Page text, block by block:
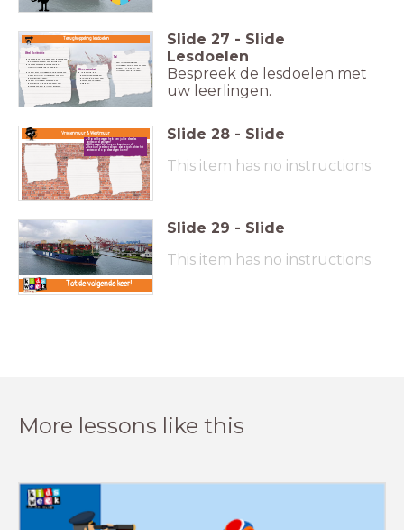
Wereldoriëntatie
Ik weet dat de haven van Rotterdam
de grootste haven van Europa is.
Ik weet waarom Rotterdam de
natuurlijke plek is voor de
belangrijkste haven van Europa.
Ik kan kort uitleggen hoe Rotterdam
heeft kunnen uitgroeien tot zo'n
belangrijke haven.
Ik kan uitleggen waarom het
belangrijk is dat de haven van
Rotterdam kan blijven groeien.
Terugkoppeling lesdoelen
Woordenschat
Ik begrijp de
belangrijke woorden
die met de haven van
Rotterdam te maken
hebben.
Taal
Ik kan aan de hand van
een informatieplaat
uitleggen wie of wat er komt
kijken bij het in- en
uitvaren van de haven.
Slide 27 - Slide
Lesdoelen
Bespreek de lesdoelen met
uw leerlingen.
Vragenmuur & Weetmuur
Op welke vragen hebben jullie deze les
antwoord gekregen?
Welke vragen zijn nog onbeantwoord?
Hoe kun je ervoor zorgen dat je toch achter het
antwoord op deze vragen komt?
Slide 28 - Slide
This item has no instructions
Tot de volgende keer!
Slide 29 - Slide
This item has no instructions
More lessons like this